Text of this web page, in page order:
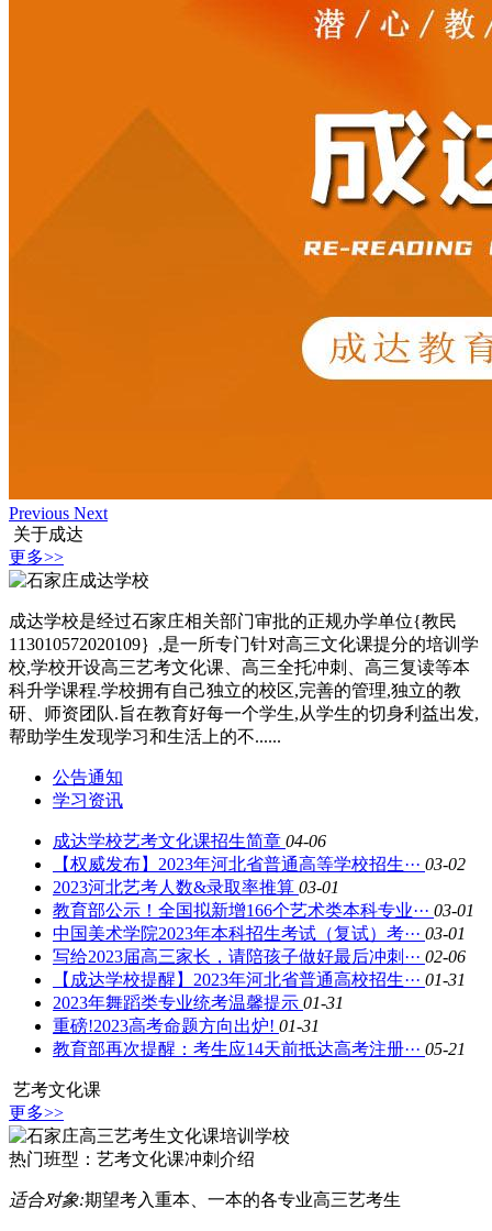
Previous Next
关于成达
更多>>
成达学校是经过石家庄相关部门审批的正规办学单位{教民
113010572020109｝,是一所专门针对高三文化课提分的培训学
校,学校开设高三艺考文化课、高三全托冲刺、高三复读等本
科升学课程.学校拥有自己独立的校区,完善的管理,独立的教
研、师资团队.旨在教育好每一个学生,从学生的切身利益出发,
帮助学生发现学习和生活上的不......
公告通知
学习资讯
成达学校艺考文化课招生简章 04-06
【权威发布】2023年河北省普通高等学校招生··· 03-02
2023河北艺考人数&录取率推算 03-01
教育部公示！全国拟新增166个艺术类本科专业··· 03-01
中国美术学院2023年本科招生考试（复试）考··· 03-01
写给2023届高三家长，请陪孩子做好最后冲刺··· 02-06
【成达学校提醒】2023年河北省普通高校招生··· 01-31
2023年舞蹈类专业统考温馨提示 01-31
重磅!2023高考命题方向出炉! 01-31
教育部再次提醒：考生应14天前抵达高考注册··· 05-21
艺考文化课
更多>>
热门班型： 艺考文化课冲刺介绍
适合对象:期望考入重本、一本的各专业高三艺考生